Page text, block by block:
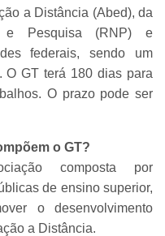
a Distância (Abed), da
e Pesquisa (RNP) e
federais, sendo um
O GT terá 180 dias para
O prazo pode ser
o GT?
composta por
de ensino superior,
o desenvolvimento
a Distância.